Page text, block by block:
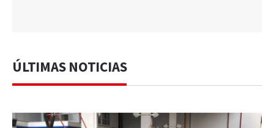
ÚLTIMAS NOTICIAS